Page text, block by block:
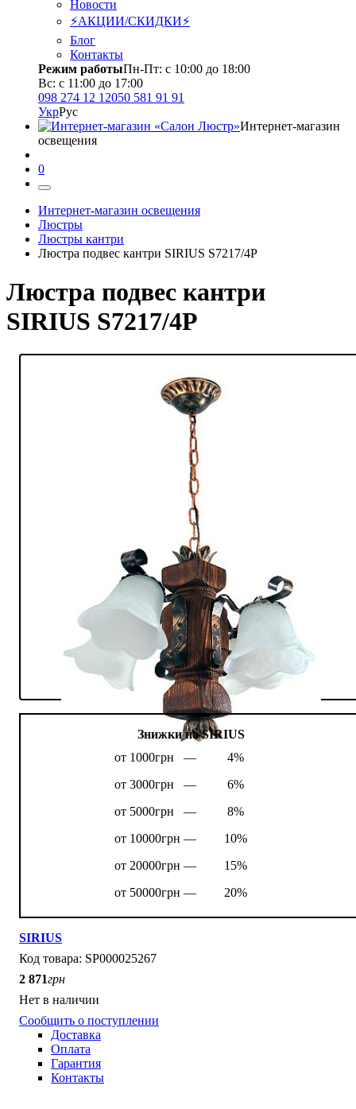
Новости
⚡АКЦИИ/СКИДКИ⚡
Блог
Контакты
Режим работыПн-Пт: с 10:00 до 18:00
Вс: с 11:00 до 17:00
098 274 12 12050 581 91 91
УкрРус
Интернет-магазин
освещения
0
Интернет-магазин освещения
Люстры
Люстры кантри
Люстра подвес кантри SIRIUS S7217/4P
Люстра подвес кантри
SIRIUS S7217/4P
Знижки на SIRIUS
от 1000грн —
4%
от 3000грн —
6%
от 5000грн —
8%
от 10000грн —
10%
от 20000грн —
15%
от 50000грн —
20%
SIRIUS
SP000025267
2 871грн
Нет в наличии
Сообщить о поступлении
Доставка
Оплата
Гарантия
Контакты